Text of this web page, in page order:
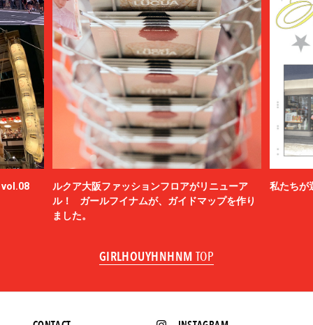
vol.08
ルクア大阪ファッションフロアがリニューア
ル！ ガールフイナムが、ガイドマップを作り
ました。
私たちが
GIRLHOUYHNHNM TOP